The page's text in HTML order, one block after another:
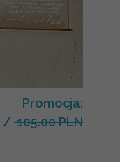
Promocja:
/ 105.00 PLN